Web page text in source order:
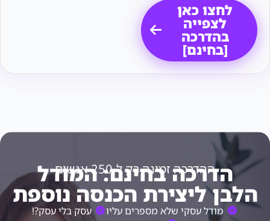
לחצו כאן
לצפייה
בהדרכה
[בחינם]
ההדרכה זמינה רק ל-250 אנשים
הדרכה בחינם: המודל
הלבן ליצירת הכנסה נוספת
מודל עסקי שלא מספרים עליו
עסק בלי עסק?!